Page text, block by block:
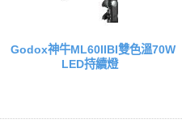
Godox神牛ML60IIBI雙色溫70W
LED持續燈